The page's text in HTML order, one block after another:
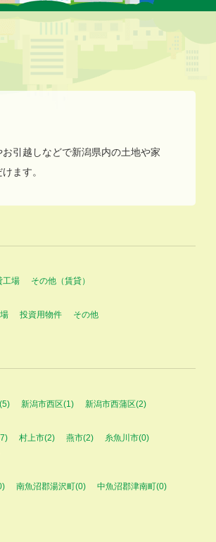
引越しなどで新潟県内の土地や家
ます。
工場 その他（賃貸）
投資用物件 その他
新潟市西区(1) 新潟市西蒲区(2)
村上市(2) 燕市(2)
糸魚川市(0)
南魚沼郡湯沢町(0)
中魚沼郡津南町(0)